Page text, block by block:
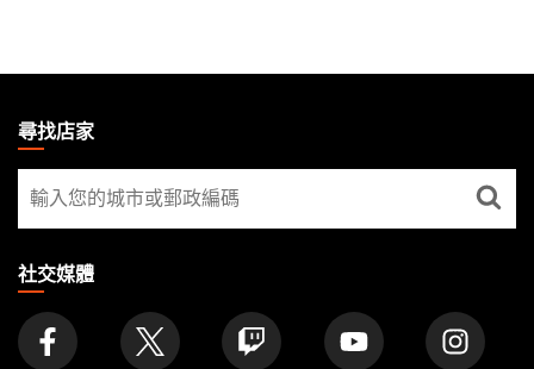
THE
GATHERING
FOOTER
尋找店家
尋
找
家
社交媒體